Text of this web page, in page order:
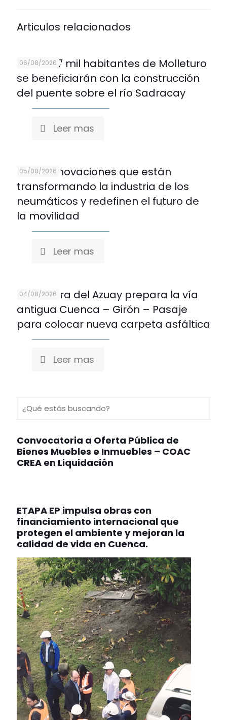
Articulos relacionados
06/08/2026
Más de 7 mil habitantes de Molleturo
se beneficiarán con la construcción
del puente sobre el río Sadracay
Leer mas
05/08/2026
Cinco innovaciones que están
transformando la industria de los
neumáticos y redefinen el futuro de
la movilidad
Leer mas
04/08/2026
Prefectura del Azuay prepara la vía
antigua Cuenca – Girón – Pasaje
para colocar nueva carpeta asfáltica
Leer mas
Convocatoria a Oferta Pública de
Bienes Muebles e Inmuebles – COAC
CREA en Liquidación
ETAPA EP impulsa obras con
financiamiento internacional que
protegen el ambiente y mejoran la
calidad de vida en Cuenca.